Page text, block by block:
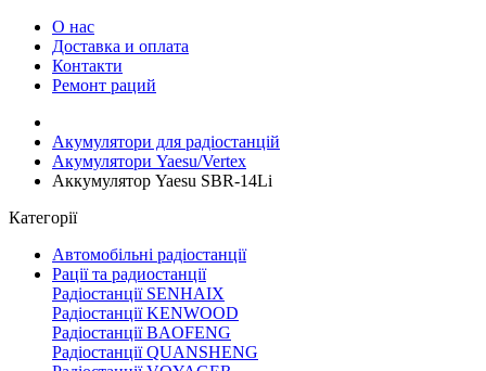
О нас
Доставка и оплата
Контакти
Ремонт раций
Акумулятори для радіостанцій
Акумулятори Yaesu/Vertex
Аккумулятор Yaesu SBR-14Li
Категорії
Автомобільні радіостанції
Рації та радиостанції
Радіостанції SENHAIX
Радіостанції KENWOOD
Радіостанції BAOFENG
Радіостанції QUANSHENG